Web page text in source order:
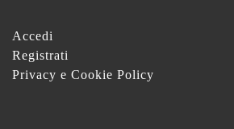
Accedi
Registrati
Privacy e Cookie Policy